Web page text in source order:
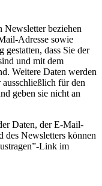
Newsletter beziehen
Adresse sowie
dass Sie der
und mit dem
Weitere Daten werden
für den
geben sie nicht an
Daten, der E-Mail-
des Newsletters können
Link im